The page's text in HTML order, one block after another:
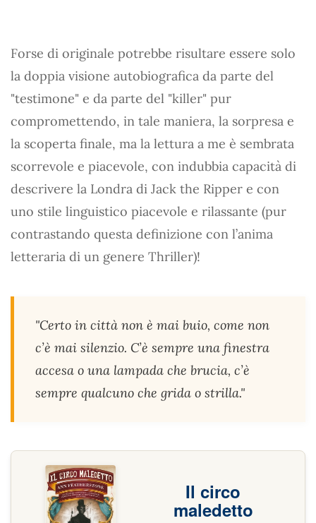
Forse di originale potrebbe risultare essere solo
la doppia visione autobiografica da parte del
"testimone" e da parte del "killer" pur
compromettendo, in tale maniera, la sorpresa e
la scoperta finale, ma la lettura a me è sembrata
scorrevole e piacevole, con indubbia capacità di
descrivere la Londra di Jack the Ripper e con
uno stile linguistico piacevole e rilassante (pur
contrastando questa definizione con l’anima
letteraria di un genere Thriller)!
"Certo in città non è mai buio, come non
c’è mai silenzio. C’è sempre una finestra
accesa o una lampada che brucia, c’è
sempre qualcuno che grida o strilla."
Il circo
maledetto